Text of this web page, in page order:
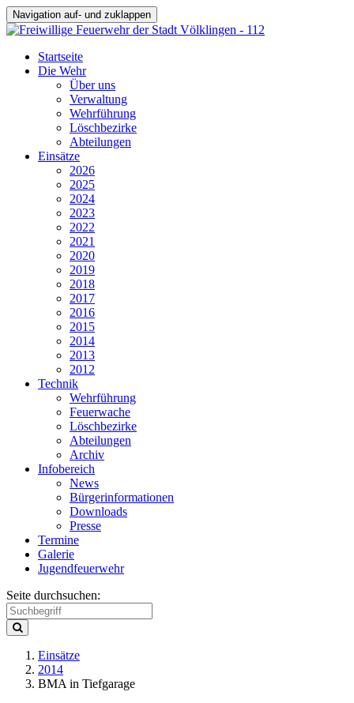
Navigation auf- und zuklappen
Startseite
Die Wehr
Über uns
Verwaltung
Wehrführung
Löschbezirke
Abteilungen
Einsätze
2026
2025
2024
2023
2022
2021
2020
2019
2018
2017
2016
2015
2014
2013
2012
Technik
Wehrführung
Feuerwache
Löschbezirke
Abteilungen
Archiv
Infobereich
News
Bürgerinformationen
Downloads
Presse
Termine
Galerie
Jugendfeuerwehr
Seite durchsuchen:
Einsätze
2014
BMA in Tiefgarage